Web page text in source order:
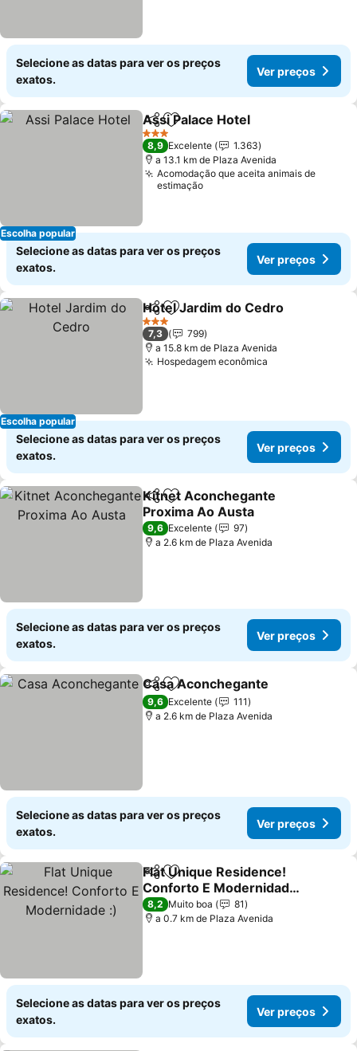
Selecione as datas para ver os preços
exatos.
Ver preços
Escolha popular
PartilharAdicionar aos favoritos
Assi Palace Hotel
3 Estrelas
8,9 Excelente
1.363
a 13.1 km de Plaza Avenida
Acomodação que aceita animais de
estimação
Selecione as datas para ver os preços
exatos.
Ver preços
Escolha popular
PartilharAdicionar aos favoritos
Hotel Jardim do Cedro
3 Estrelas
7,3
799
a 15.8 km de Plaza Avenida
Hospedagem econômica
Selecione as datas para ver os preços
exatos.
Ver preços
PartilharAdicionar aos favoritos
Kitnet Aconchegante
Proxima Ao Austa
9,6 Excelente
97
a 2.6 km de Plaza Avenida
Selecione as datas para ver os preços
exatos.
Ver preços
PartilharAdicionar aos favoritos
Casa Aconchegante
9,6 Excelente
111
a 2.6 km de Plaza Avenida
Selecione as datas para ver os preços
exatos.
Ver preços
PartilharAdicionar aos favoritos
Flat Unique Residence!
Conforto E Modernidade
:)8,2 Muito boa
81
a 0.7 km de Plaza Avenida
Selecione as datas para ver os preços
exatos.
Ver preços